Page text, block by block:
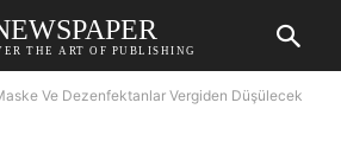
THE ART OF PUBLISHING
Ve Dezenfektanlar Vergiden Düşülecek